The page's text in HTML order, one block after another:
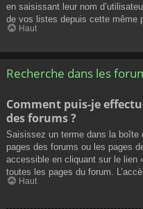
en saisissant leur nom
de vos listes depuis cette même
Haut
Recherche dans les
Comment puis-je
des forums ?
Saisissez un terme dans la boîte
pages des forums ou les pages
accessible en cliquant sur le lien
toutes les pages du forum.
Haut